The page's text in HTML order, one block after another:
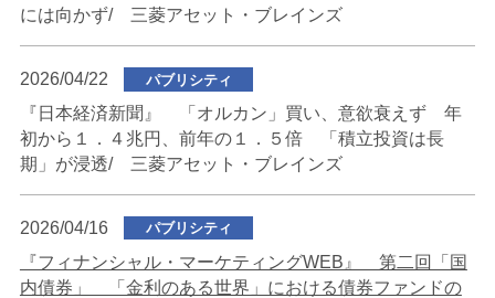
には向かず/ 三菱アセット・ブレインズ
2026/04/22 パブリシティ
『日本経済新聞』 「オルカン」買い、意欲衰えず 年
初から１．４兆円、前年の１．５倍 「積立投資は長
期」が浸透/ 三菱アセット・ブレインズ
2026/04/16 パブリシティ
『フィナンシャル・マーケティングWEB』 第二回「国
内債券」 「金利のある世界」における債券ファンドの